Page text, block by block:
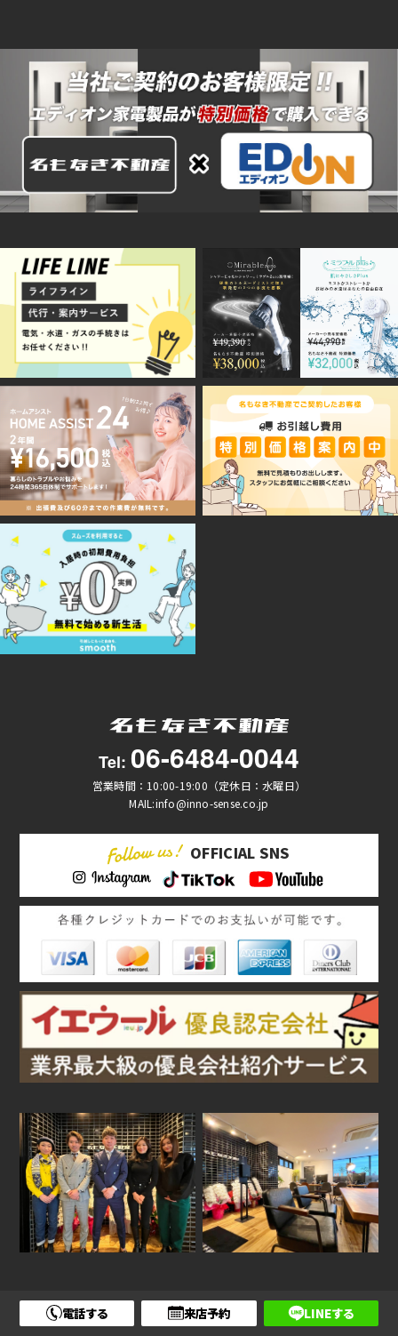
Tel: 06-6484-0044
営業時間：10:00-19:00（定休日：水曜日）
MAIL:info@inno-sense.co.jp
OFFICIAL SNS
電話する 来店予約 LINEする